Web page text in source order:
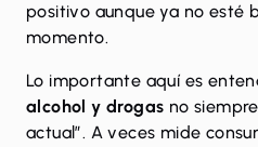
positivo aunque ya no esté
momento.
Lo importante aquí es
alcohol y drogas no
actual”. A veces mide